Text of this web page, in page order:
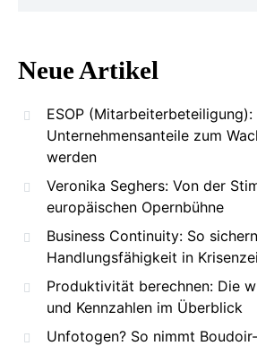
Neue Artikel
ESOP (Mitarbeiterbeteiligung):
Unternehmensanteile zum
werden
Veronika Seghers: Von der
europäischen Opernbühne
Business Continuity: So
Handlungsfähigkeit in
Produktivität berechnen: Die
und Kennzahlen im Überblick
Unfotogen? So nimmt